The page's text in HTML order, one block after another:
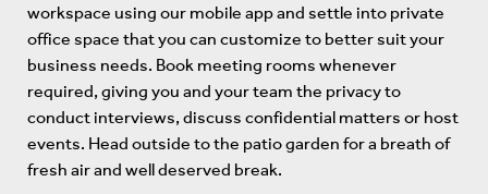
workspace using our mobile app and settle into private
office space that you can customize to better suit your
business needs. Book meeting rooms whenever
required, giving you and your team the privacy to
conduct interviews, discuss confidential matters or host
events. Head outside to the patio garden for a breath of
fresh air and well deserved break.